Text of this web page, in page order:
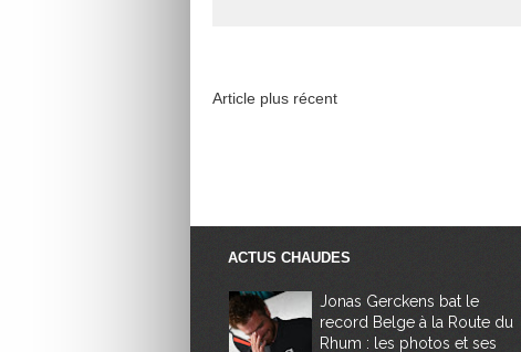
Article plus récent
ACTUS CHAUDES
Jonas Gerckens bat le
record Belge à la Route du
Rhum : les photos et ses